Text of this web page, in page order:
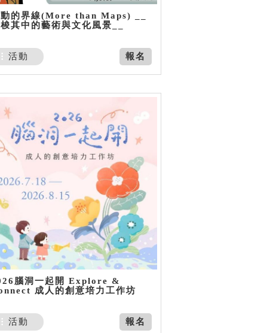
的界線(More than Maps) __
其中的藝術與文化風景__
報名
活動
腦洞一起開 Explore &
成人的創意培力工作坊
報名
活動